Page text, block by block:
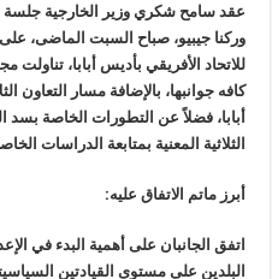
عقد سامح شكري وزير الخارجية جلسة
وركنا جيبيو، صباح السبت الماضى،
للاتحاد الأفريقي بأديس أبابا، تناولت
كافه جوانبها، بالإضافة مسار التعاون
أبابا، فضلاً عن التطورات الخاصة بسد
الثلاثية المعنية بمتابعة الدراسات
أبرز ماتم الاتفاق عليه:
اتفق الجانبان على أهمية البدء في
البلدين على مستوى القيادتين